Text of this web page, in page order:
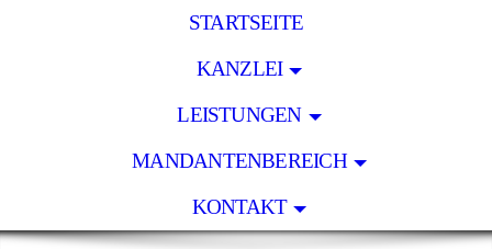
STARTSEITE
KANZLEI
LEISTUNGEN
MANDANTENBEREICH
KONTAKT